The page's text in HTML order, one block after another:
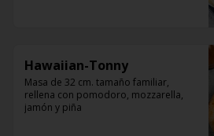
Hawaiian-Tonny
Masa de 32 cm. tamaño familiar,
rellena con pomodoro, mozzarella,
jamón y piña